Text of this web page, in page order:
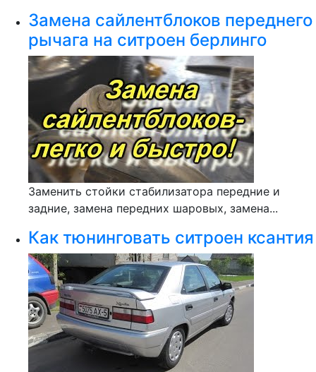
Замена сайлентблоков переднего
рычага на ситроен берлинго
Заменить стойки стабилизатора передние и
задние, замена передних шаровых, замена...
Как тюнинговать ситроен ксантия